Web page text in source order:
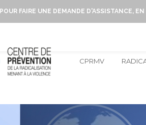
POUR FAIRE UNE DEMANDE D'ASSISTANCE,
CPRMV